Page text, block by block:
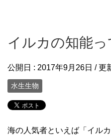
イルカの知能
公開日 : 2017年9月26日 / 更
水生生物
海の人気者といえば「イルカ